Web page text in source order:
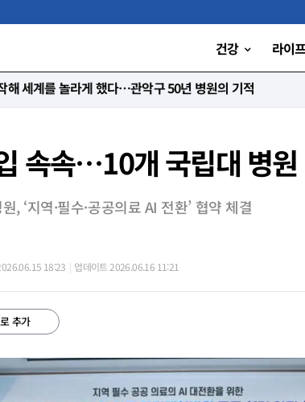
건강 라이프
않아요. 대신 먼저 듣습니다”
속속⋯10개 국립대 병
, ‘지역·필수·공공의료 AI 전환’ 협약 체결
18:23 업데이트 2026.06.16 11:21
추가